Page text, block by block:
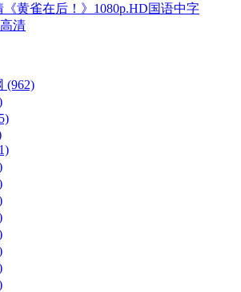
《黄雀在后！》1080p.HD国语中字
清
(962)